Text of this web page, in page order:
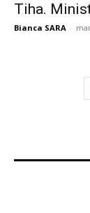
Tiha.
Bianca SARA -